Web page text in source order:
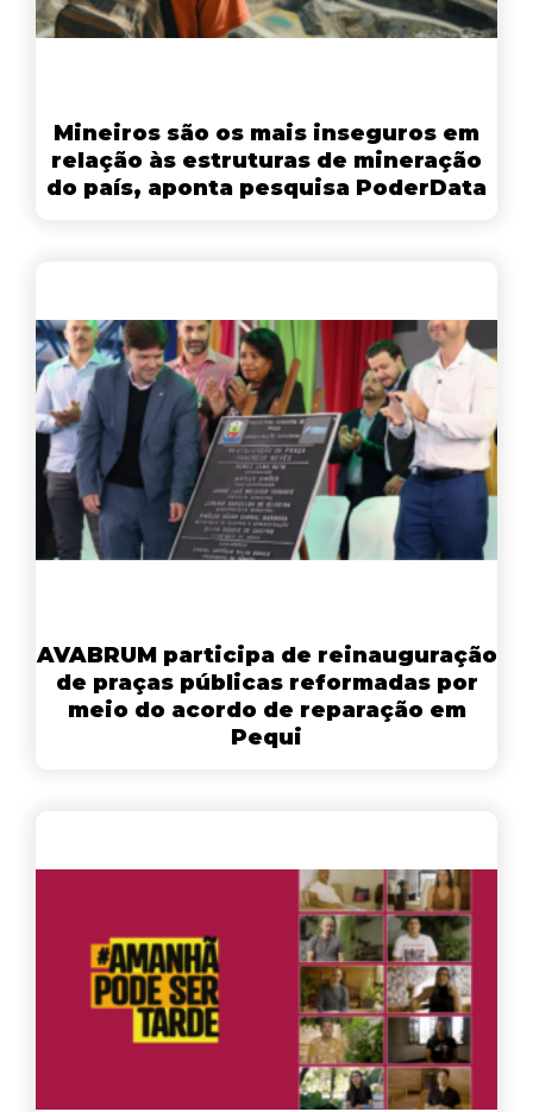
Mineiros são os mais inseguros em
relação às estruturas de mineração
do país, aponta pesquisa PoderData
AVABRUM participa de reinauguração
de praças públicas reformadas por
meio do acordo de reparação em
Pequi